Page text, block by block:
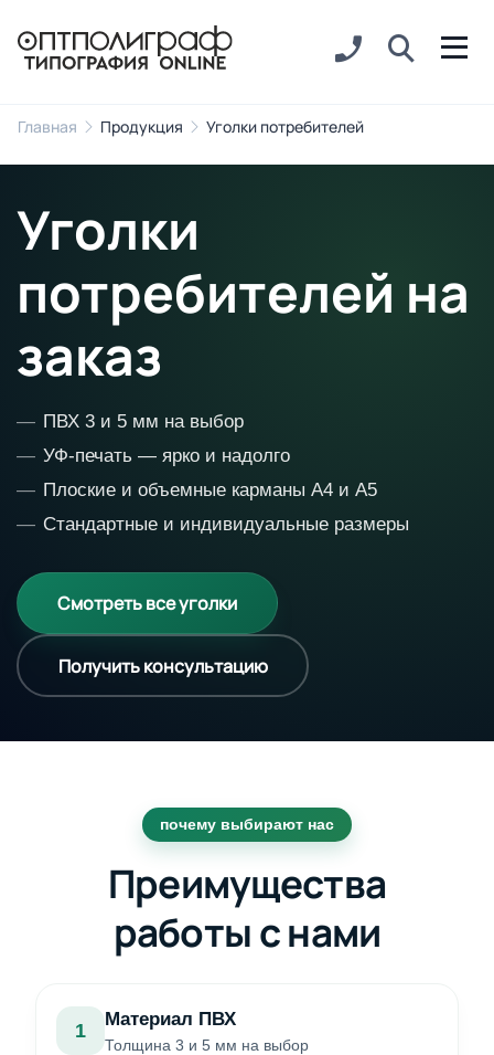
Главная Продукция Уголки потребителей
Уголки
потребителей на
заказ
ПВХ 3 и 5 мм на выбор
УФ-печать — ярко и надолго
Плоские и объемные карманы А4 и А5
Стандартные и индивидуальные размеры
Смотреть все уголки
Получить консультацию
почему выбирают нас
Преимущества
работы с нами
1
Материал ПВХ
Толщина 3 и 5 мм на выбор